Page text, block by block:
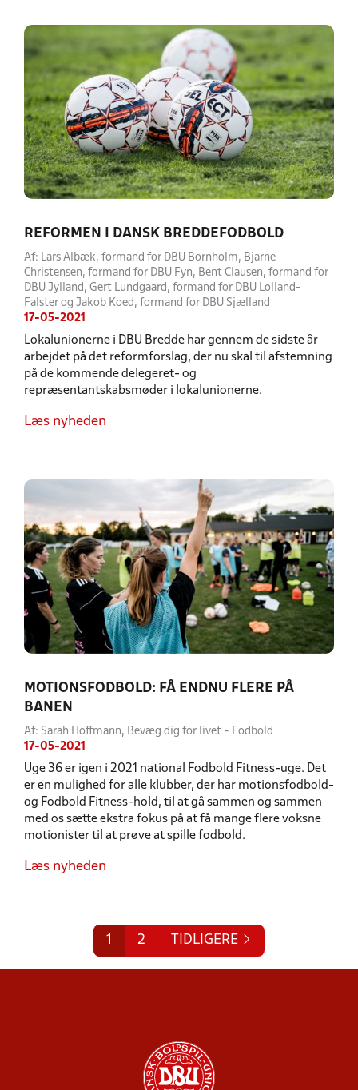
REFORMEN I DANSK BREDDEFODBOLD
Af: Lars Albæk, formand for DBU Bornholm, Bjarne
Christensen, formand for DBU Fyn, Bent Clausen, formand for
DBU Jylland, Gert Lundgaard, formand for DBU Lolland-
Falster og Jakob Koed, formand for DBU Sjælland
17-05-2021
Lokalunionerne i DBU Bredde har gennem de sidste år
arbejdet på det reformforslag, der nu skal til afstemning
på de kommende delegeret- og
repræsentantskabsmøder i lokalunionerne.
Læs nyheden
MOTIONSFODBOLD: FÅ ENDNU FLERE PÅ
BANEN
Af: Sarah Hoffmann, Bevæg dig for livet - Fodbold
17-05-2021
Uge 36 er igen i 2021 national Fodbold Fitness-uge. Det
er en mulighed for alle klubber, der har motionsfodbold-
og Fodbold Fitness-hold, til at gå sammen og sammen
med os sætte ekstra fokus på at få mange flere voksne
motionister til at prøve at spille fodbold.
Læs nyheden
1 2 TIDLIGERE